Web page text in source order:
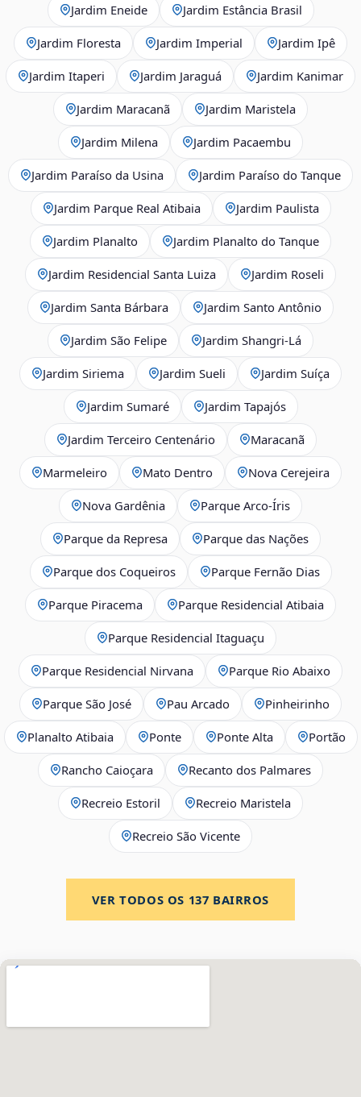
Jardim Eneide Jardim Estância Brasil
Jardim Floresta Jardim Imperial Jardim Ipê
Jardim Itaperi Jardim Jaraguá Jardim Kanimar
Jardim Maracanã Jardim Maristela
Jardim Milena Jardim Pacaembu
Jardim Paraíso da Usina Jardim Paraíso do Tanque
Jardim Parque Real Atibaia Jardim Paulista
Jardim Planalto Jardim Planalto do Tanque
Jardim Residencial Santa Luiza Jardim Roseli
Jardim Santa Bárbara Jardim Santo Antônio
Jardim São Felipe Jardim Shangri-Lá
Jardim Siriema Jardim Sueli Jardim Suíça
Jardim Sumaré Jardim Tapajós
Jardim Terceiro Centenário Maracanã
Marmeleiro Mato Dentro Nova Cerejeira
Nova Gardênia Parque Arco-Íris
Parque da Represa Parque das Nações
Parque dos Coqueiros Parque Fernão Dias
Parque Piracema Parque Residencial Atibaia
Parque Residencial Itaguaçu
Parque Residencial Nirvana Parque Rio Abaixo
Parque São José Pau Arcado Pinheirinho
Planalto Atibaia Ponte Ponte Alta Portão
Rancho Caioçara Recanto dos Palmares
Recreio Estoril Recreio Maristela
Recreio São Vicente
VER TODOS OS 137 BAIRROS